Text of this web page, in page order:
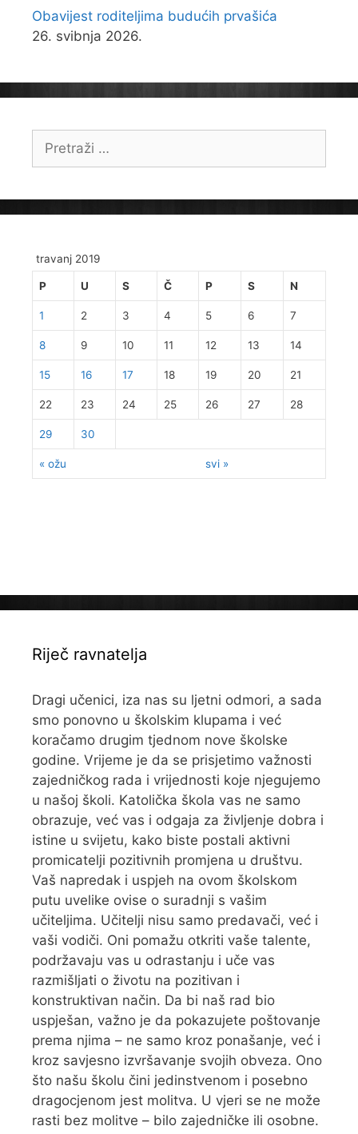
Obavijest roditeljima budućih prvašića
26. svibnja 2026.
Pretraži:
travanj 2019
P U S Č P S N
« ožu svi »
1 2 3 4 5 6 7
8 9 10 11 12 13 14
15 16 17 18 19 20 21
22 23 24 25 26 27 28
29 30
Riječ ravnatelja
Dragi učenici, iza nas su ljetni odmori, a sada
smo ponovno u školskim klupama i već
koračamo drugim tjednom nove školske
godine. Vrijeme je da se prisjetimo važnosti
zajedničkog rada i vrijednosti koje njegujemo
u našoj školi. Katolička škola vas ne samo
obrazuje, već vas i odgaja za življenje dobra i
istine u svijetu, kako biste postali aktivni
promicatelji pozitivnih promjena u društvu.
Vaš napredak i uspjeh na ovom školskom
putu uvelike ovise o suradnji s vašim
učiteljima. Učitelji nisu samo predavači, već i
vaši vodiči. Oni pomažu otkriti vaše talente,
podržavaju vas u odrastanju i uče vas
razmišljati o životu na pozitivan i
konstruktivan način. Da bi naš rad bio
uspješan, važno je da pokazujete poštovanje
prema njima – ne samo kroz ponašanje, već i
kroz savjesno izvršavanje svojih obveza. Ono
što našu školu čini jedinstvenom i posebno
dragocjenom jest molitva. U vjeri se ne može
rasti bez molitve – bilo zajedničke ili osobne.